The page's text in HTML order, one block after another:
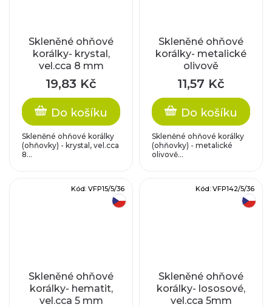
Skleněné ohňové
korálky- krystal,
vel.cca 8 mm
19,83 Kč
Do košíku
Skleněné ohňové korálky
(ohňovky) - krystal, vel.cca
8...
Skleněné ohňové
korálky- metalické
olivově
zelené/barvené,
vel.cca 5 mm
11,57 Kč
Do košíku
Skleněné ohňové korálky
(ohňovky) - metalické
olivově...
Skleněné ohňové
korálky- hematit,
vel.cca 5 mm
Kód: VFP15/5/36
Skleněné ohňové
korálky- lososové,
vel.cca 5mm
Kód: VFP142/5/36